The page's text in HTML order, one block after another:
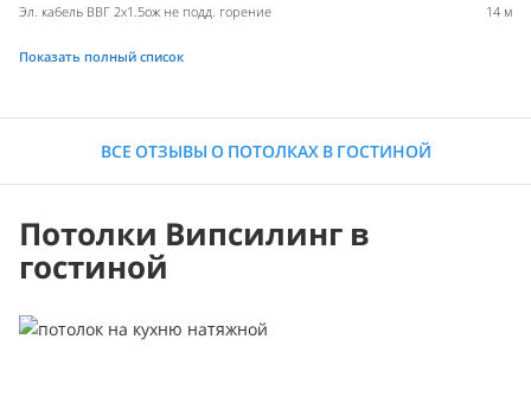
Эл. кабель ВВГ 2х1.5ож не подд. горение
14 м
Показать полный список
ВСЕ ОТЗЫВЫ О ПОТОЛКАХ В ГОСТИНОЙ
Потолки Випсилинг в
гостиной